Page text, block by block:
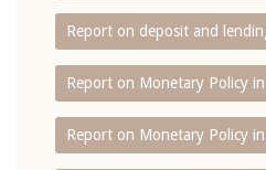
Report on deposit and
Report on Monetary Policy
Report on Monetary Policy